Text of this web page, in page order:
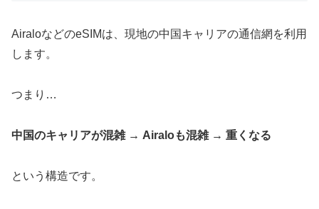
AiraloなどのeSIMは、現地の中国キャリアの通信網を利用
します。
つまり…
中国のキャリアが混雑 → Airaloも混雑 → 重くなる
という構造です。